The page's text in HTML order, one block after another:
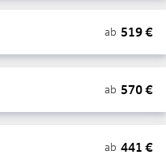
ab 519€
ab 570€
ab 441 €